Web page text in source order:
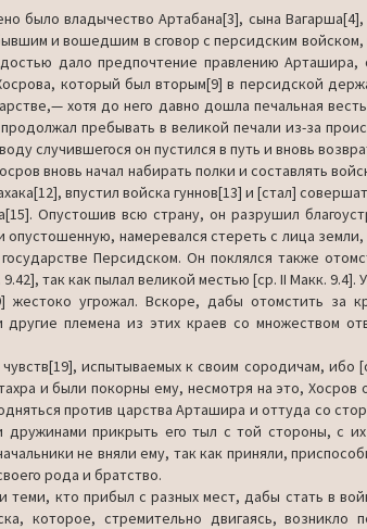
было владычество Артабана[3], сына
и вошед­шим в сговор с персидским
дало предпочтение правлению Арташира,
кото­рый был вторым[9] в персидской
хотя до него давно дошла печальная
пребывать в великой печали из-за
случившегося он пустился в путь и вновь
вновь начал набирать полки и составлять
впустил войска гуннов[13] и [стал]
Опусто­шив всю страну, он разрушил
намеревался стереть с лица
Персидском. Он поклялся также
так как пылал великой местью [ср. II Макк. 9.4].
жестоко угрожал. Вскоре, дабы отомстить за
пле­мена из этих краев со множеством
испытываемых к своим сородичам, ибо
и были покорны ему, несмотря на это, Хосров
против царства Арташира и оттуда со
прикрыть его тыл с той стороны, с
не вняли ему, так как приняли,
рода и братство.
кто прибыл с разных мест, дабы стать в
кото­рое, стремительно двигаясь, возникло